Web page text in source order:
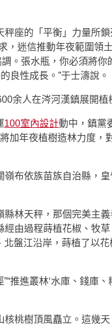
座的「平衡」力量所
迷信推動年夜範圍領
。張水瓶，你必須將
良性成長。”于士濤說。
余人在涔河漢鎮展開植
100室內設計動中，鎮黨
加年夜植樹造林力度
布依族苗族自治縣，
林天秤，那個完美主
由過程蒔植花椒、牧
北盤江沿岸，蒔植了以
推進叢林‘水庫、錢
桃樹頂風矗立。這幾